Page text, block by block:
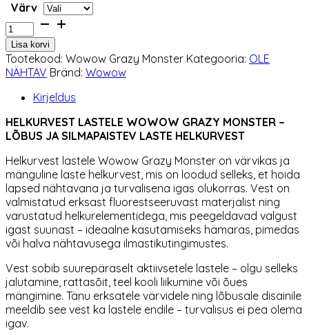
Värv
Helkurvest
lastele
Wowow
Grazy
Monster
kogus
Lisa korvi
Tootekood: Wowow Grazy Monster Kategooria: OLE
NÄHTAV Bränd: Wowow
Kirjeldus
HELKURVEST LASTELE WOWOW GRAZY MONSTER –
LÕBUS JA SILMAPAISTEV LASTE HELKURVEST
Helkurvest lastele Wowow Grazy Monster on värvikas ja
mänguline laste helkurvest, mis on loodud selleks, et hoida
lapsed nähtavana ja turvalisena igas olukorras. Vest on
valmistatud erksast fluorestseeruvast materjalist ning
varustatud helkurelementidega, mis peegeldavad valgust
igast suunast – ideaalne kasutamiseks hämaras, pimedas
või halva nähtavusega ilmastikutingimustes.
Vest sobib suurepäraselt aktiivsetele lastele – olgu selleks
jalutamine, rattasõit, teel kooli liikumine või õues
mängimine. Tänu erksatele värvidele ning lõbusale disainile
meeldib see vest ka lastele endile – turvalisus ei pea olema
igav.